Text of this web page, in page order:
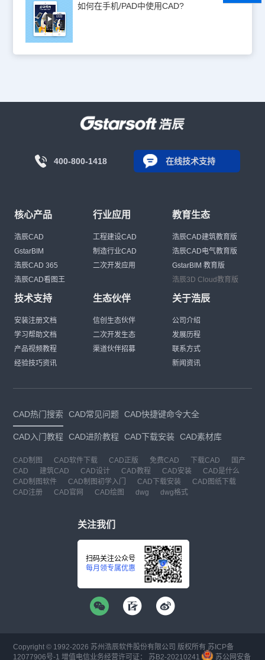
如何在手机/PAD中使用CAD?
400-800-1418 在线技术支持
核心产品
浩辰CAD
GstarBIM
浩辰CAD 365
浩辰CAD看图王
行业应用
工程建设CAD
制造行业CAD
二次开发应用
教育生态
浩辰CAD建筑教育版
浩辰CAD电气教育版
GstarBIM 教育版
浩辰3D Cloud教育版
技术支持
安装注册文档
学习帮助文档
产品视频教程
经验技巧资讯
生态伙伴
信创生态伙伴
二次开发生态
渠道伙伴招募
关于浩辰
公司介绍
发展历程
联系方式
新闻资讯
CAD热门搜索 CAD常见问题 CAD快捷键命令大全
CAD入门教程 CAD进阶教程 CAD下载安装 CAD素材库
CAD制图 CAD软件下载 CAD正版 免费CAD 下载CAD
国产
CAD
建筑CAD CAD设计 CAD教程 CAD安装
CAD是什么
CAD制图软件
CAD制图初学入门 CAD下载安装
CAD图纸下载
CAD注册
CAD官网 CAD绘图 dwg dwg格式
关注我们
扫码关注公众号
每月领专属优惠
Copyright © 1992-2026 苏州浩辰软件股份有限公司 版权所有 苏ICP备
12077906号-1 增值电信业务经营许可证： 苏B2-20210241 苏公网安备